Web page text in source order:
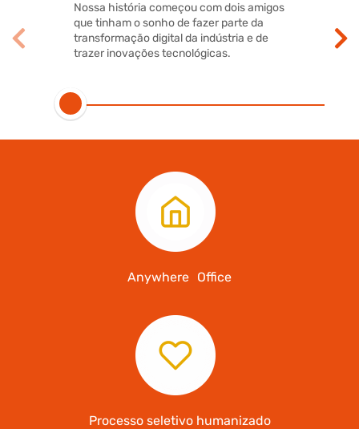
Nossa história começou com dois amigos
que tinham o sonho de fazer parte da
transformação digital da indústria e de
trazer inovações tecnológicas.
Anywhere Office
Processo seletivo humanizado